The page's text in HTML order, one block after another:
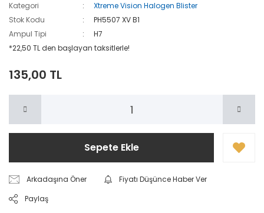
Kategori
Xtreme Vision Halogen Blister
Stok Kodu
PH5507 XV B1
Ampul Tipi
H7
*22,50 TL den başlayan taksitlerle!
135,00 TL
Sepete Ekle
Arkadaşına Öner
Fiyatı Düşünce Haber Ver
Paylaş